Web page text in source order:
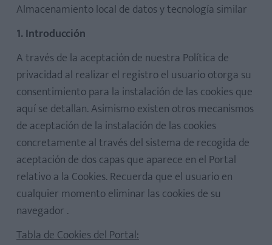
Almacenamiento local de datos y tecnología similar
1. Introducción
A través de la aceptación de nuestra Política de
privacidad al realizar el registro el usuario otorga su
consentimiento para la instalación de las cookies que
aquí se detallan. Asimismo existen otros mecanismos
de aceptación de la instalación de las cookies
concretamente al través del sistema de recogida de
aceptación de dos capas que aparece en el Portal
relativo a la Cookies. Recuerda que el usuario en
cualquier momento eliminar las cookies de su
navegador .
Tabla de Cookies del Portal: